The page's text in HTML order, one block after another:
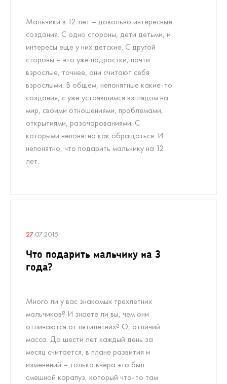
Мальчики в 12 лет – довольно интересные
создания. С одно стороны, дети детьми, и
интересы еще у них детские. С другой
стороны – это уже подростки, почти
взрослые, точнее, они считают себя
взрослыми. В общем, непонятные какие-то
создания, с уже устоявшимся взглядом на
мир, своими отношениями, проблемами,
открытиями, разочарованиями. С
которыми непонятно как обращаться. И
непонятно, что подарить мальчику на 12
лет.
27.07.2015
Что подарить мальчику на 3
года?
Много ли у вас знакомых трехлетних
мальчиков? И знаете ли вы, чем они
отличаются от пятилетних? О, отличий
масса. До шести лет каждый день за
месяц считается, в плане развития и
изменений – только вчера это был
смешной карапуз, который что-то там